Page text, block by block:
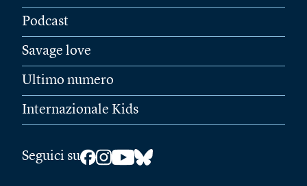
Podcast
Savage love
Ultimo numero
Internazionale Kids
Seguici su